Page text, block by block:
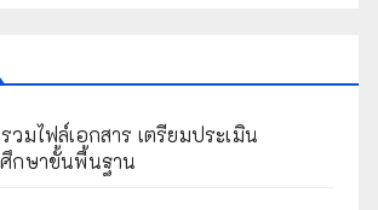
มไฟล์เอกสาร เตรียมประเมิน
กษาขั้นพื้นฐาน